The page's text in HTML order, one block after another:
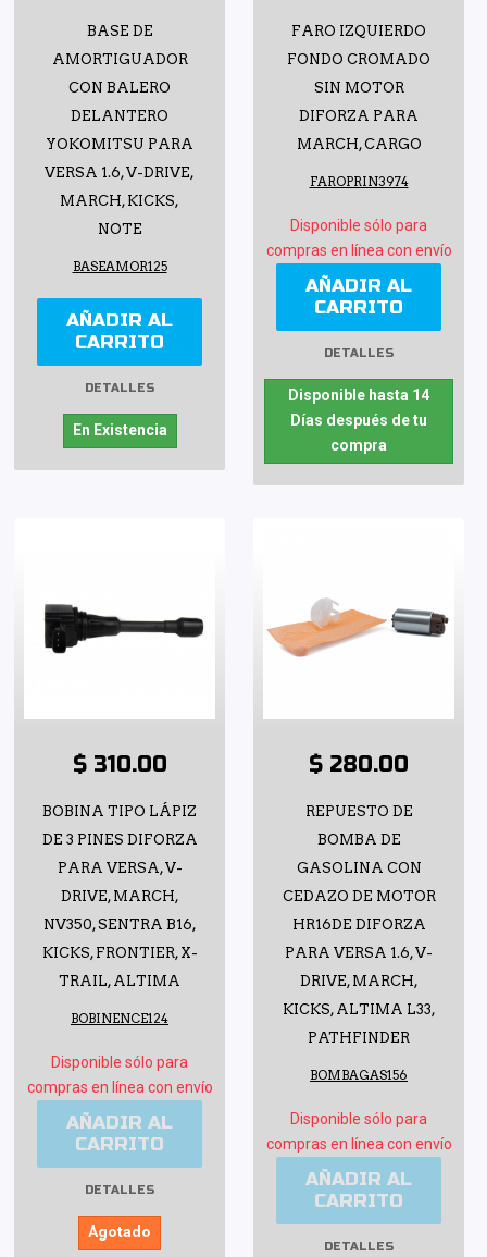
BASE DE
AMORTIGUADOR
CON BALERO
DELANTERO
YOKOMITSU PARA
VERSA 1.6, V-DRIVE,
MARCH, KICKS,
NOTE
BASEAMOR125
AÑADIR AL
CARRITO
DETALLES
En Existencia
FARO IZQUIERDO
FONDO CROMADO
SIN MOTOR
DIFORZA PARA
MARCH, CARGO
FAROPRIN3974
Disponible sólo para
compras en línea con envío
AÑADIR AL
CARRITO
DETALLES
Disponible hasta 14
Días después de tu
compra
$ 310.00
BOBINA TIPO LÁPIZ
DE 3 PINES DIFORZA
PARA VERSA, V-
DRIVE, MARCH,
NV350, SENTRA B16,
KICKS, FRONTIER, X-
TRAIL, ALTIMA
BOBINENCE124
Disponible sólo para
compras en línea con envío
AÑADIR AL
CARRITO
DETALLES
Agotado
$ 280.00
REPUESTO DE
BOMBA DE
GASOLINA CON
CEDAZO DE MOTOR
HR16DE DIFORZA
PARA VERSA 1.6, V-
DRIVE, MARCH,
KICKS, ALTIMA L33,
PATHFINDER
BOMBAGAS156
Disponible sólo para
compras en línea con envío
AÑADIR AL
CARRITO
DETALLES